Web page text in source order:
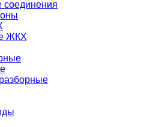
ЖКХ